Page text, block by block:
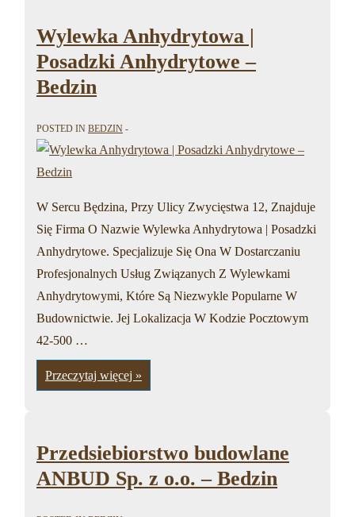
Wylewka Anhydrytowa |
Posadzki Anhydrytowe –
Bedzin
POSTED IN BEDZIN
W Sercu Będzina, Przy Ulicy Zwycięstwa 12, Znajduje
Się Firma O Nazwie Wylewka Anhydrytowa | Posadzki
Anhydrytowe. Specjalizuje Się Ona W Dostarczaniu
Profesjonalnych Usług Związanych Z Wylewkami
Anhydrytowymi, Które Są Niezwykle Popularne W
Budownictwie. Jej Lokalizacja W Kodzie Pocztowym
42-500 …
Wylewka
Anhydrytowa
|
Bedzin
Przeczytaj więcej »
Przedsiebiorstwo budowlane
ANBUD Sp. z o.o. – Bedzin